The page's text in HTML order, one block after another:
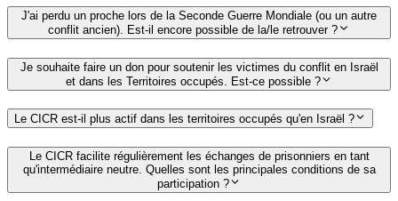
J'ai perdu un proche lors de la Seconde Guerre Mondiale (ou un autre
conflit ancien). Est-il encore possible de la/le retrouver ?
Je souhaite faire un don pour soutenir les victimes du conflit en Israël
et dans les Territoires occupés. Est-ce possible ?
Le CICR est-il plus actif dans les territoires occupés qu'en Israël ?
Le CICR facilite régulièrement les échanges de prisonniers en tant
qu'intermédiaire neutre. Quelles sont les principales conditions de sa
participation ?